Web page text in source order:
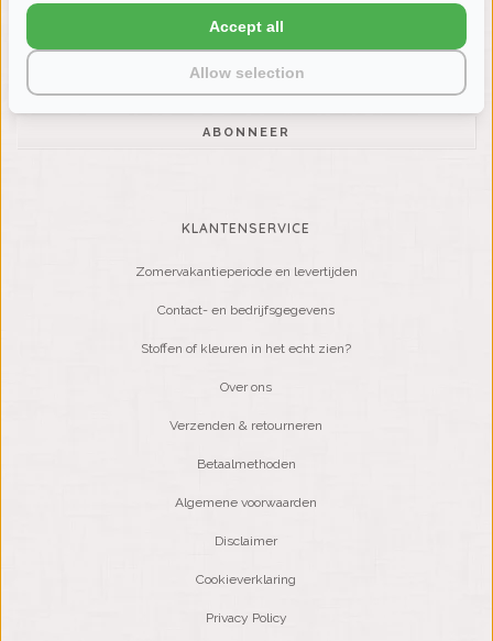
Wilt u op de hoogte blijven?
ABONNEER
KLANTENSERVICE
Zomervakantieperiode en levertijden
Contact- en bedrijfsgegevens
Stoffen of kleuren in het echt zien?
Over ons
Verzenden & retourneren
Betaalmethoden
Algemene voorwaarden
Disclaimer
Cookieverklaring
Privacy Policy
Allow selection
Accept all